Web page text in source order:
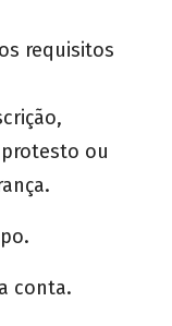
requisitos
ou
conta.